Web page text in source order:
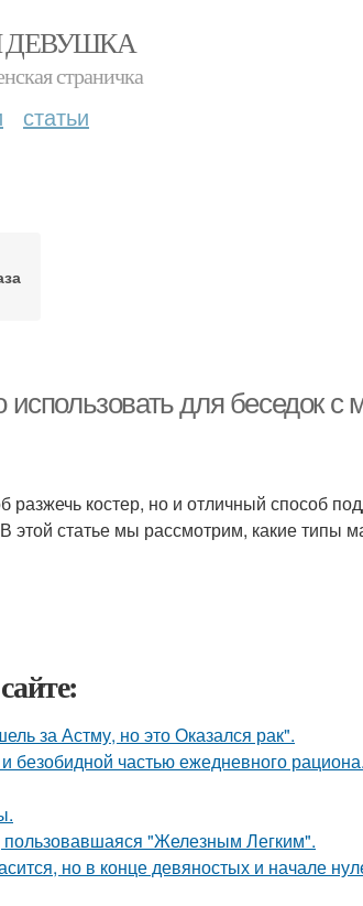
ДЕВУШКА
страничка
статьи
для беседок с
разжечь костер, но и отличный способ
этой статье мы рассмотрим, какие типы
за Астму, но это Оказался рак".
безобидной частью ежедневного рациона.
"Железным Легким".
но в конце девяностых и начале